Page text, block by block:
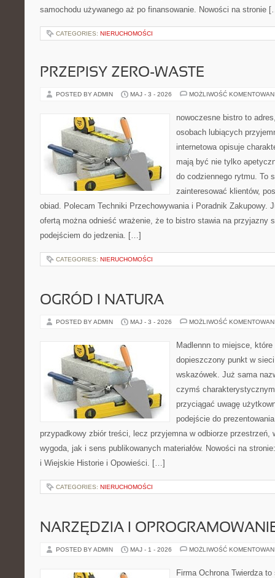
samochodu używanego aż po finansowanie. Nowości na stronie
CATEGORIES: NIERUCHOMOŚCI
PRZEPISY ZERO-WASTE
POSTED BY ADMIN MAJ - 3 - 2026 MOŻLIWOŚĆ
nowoczesne bistro to
osobach lubiących
internetowa opisuje
mają być nie tylko
do codziennego rytmu. To
zainteresować klientów,
obiad. Polecam Techniki Przechowywania i Poradnik Zakupowy.
ofertą można odnieść wrażenie, że to bistro stawia na przyjazny
podejściem do jedzenia. […]
CATEGORIES: NIERUCHOMOŚCI
OGRÓD I NATURA
POSTED BY ADMIN MAJ - 3 - 2026 MOŻLIWOŚĆ
Madlennn to miejsce,
dopieszczony punkt w
wskazówek. Już sama
czymś
przyciągać uwagę
podejście do
przypadkowy zbiór treści, lecz przyjemna w odbiorze przestrzeń,
wygoda, jak i sens publikowanych materiałów. Nowości na
i Wiejskie Historie i Opowieści. […]
CATEGORIES: NIERUCHOMOŚCI
NARZĘDZIA I
POSTED BY ADMIN MAJ - 1 - 2026 MOŻLIWOŚĆ
Firma Ochrona Twierdza